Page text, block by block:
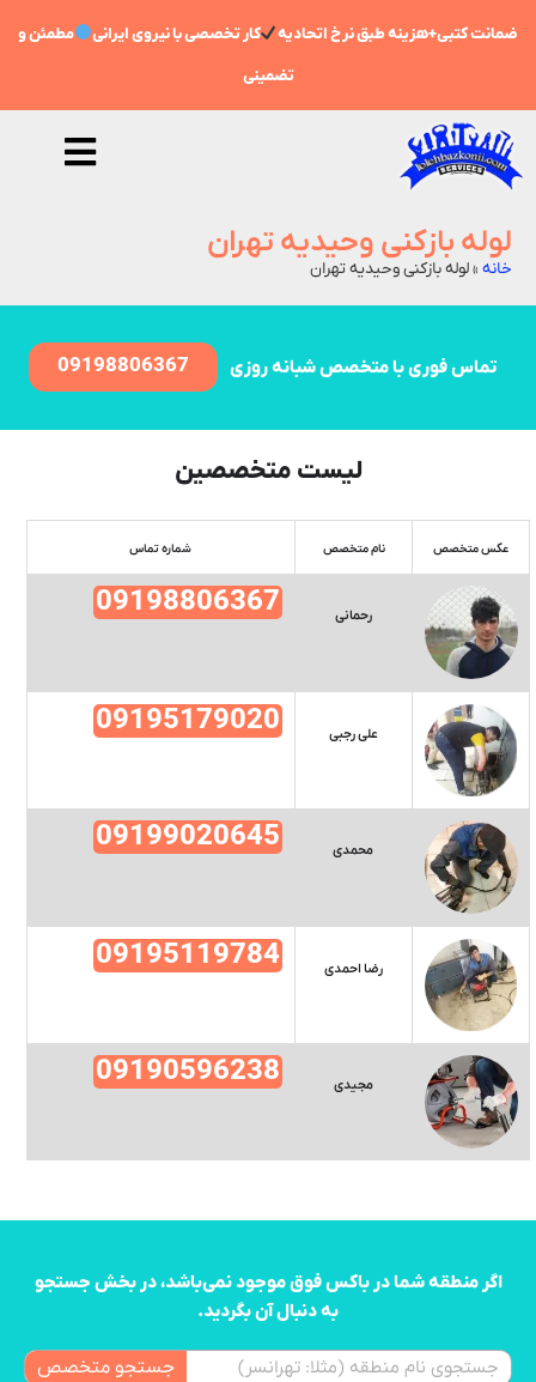
ضمانت کتبی+هزینه طبق نرخ اتحادیه کار تخصصی با نیروی ایرانی مطمئن و
تضمینی
لوله بازکنی وحیدیه تهران
خانه »لوله بازکنی وحیدیه تهران
تماس فوری با متخصص شبانه روزی 09198806367
لیست متخصصین
عکس متخصص نام متخصص شماره تماس
رحمانی 09198806367
علی رجبی 09195179020
محمدی 09199020645
رضا احمدی 09195119784
مجیدی 09190596238
اگر منطقه شما در باکس فوق موجود نمی‌باشد، در بخش جستجو
به دنبال آن بگردید.
جستجو متخصص